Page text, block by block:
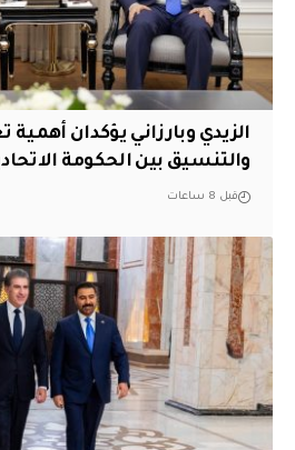
الزيدي وبارزاني يؤكدان أهمية
والتنسيق بين الحكومة
قبل 8 ساعات